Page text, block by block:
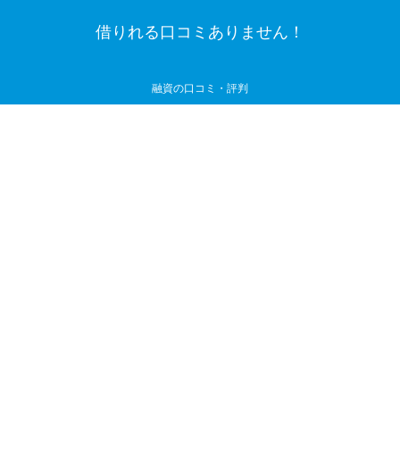
借りれる口コミありません！
融資の口コミ・評判